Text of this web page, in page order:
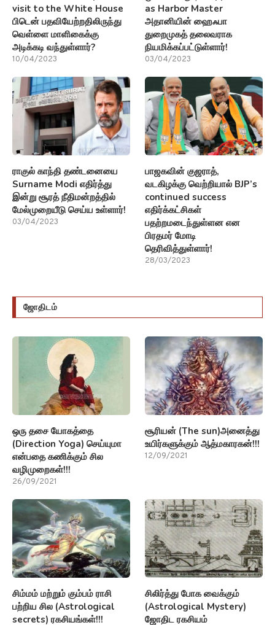
ராகுல் காந்தி தண்டனையை
Surname Modi எதிர்த்து
இன்று சூரத் நீதிமன்றத்தில்
மேல்முறையீடு செய்ய உள்ளார்!
03/04/2023
பாஜகவின் குஜராத்,
வடகிழக்கு வெற்றியால் BJP’s
continued success
எதிர்க்கட்சிகள்
பதற்றமடைந்துள்ளன என
பிரதமர் மோடி
தெரிவித்துள்ளார்!
28/03/2023
ஜோதிடம்
(Direction Yoga) செய்யுமா
என்பதை கணிக்கும் சில
வழிமுறைகள்!!!
26/09/2021
உயிர்களுக்கும் ஆத்மகாரகன்!!!
12/09/2021
சிம்மம் மற்றும் கும்பம் ராசி
பற்றிய சில (Astrological
secrets) ரகசியங்கள்!!!
03/09/2021
(Astrological Mystery)
ஜோதிட ரகசியம்
01/09/2021
ஆன்மீகம்